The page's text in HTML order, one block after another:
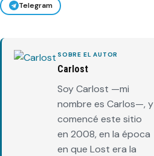
Telegram
SOBRE EL AUTOR
Carlost
Soy Carlost —mi
nombre es Carlos—, y
comencé este sitio
en 2008, en la época
en que Lost era la